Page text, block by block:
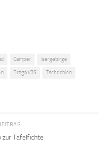
Camper Isergebirge
Praga V3S Tschechien
zur Tafelfichte